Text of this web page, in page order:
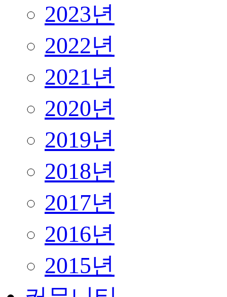
2023년
2022년
2021년
2020년
2019년
2018년
2017년
2016년
2015년